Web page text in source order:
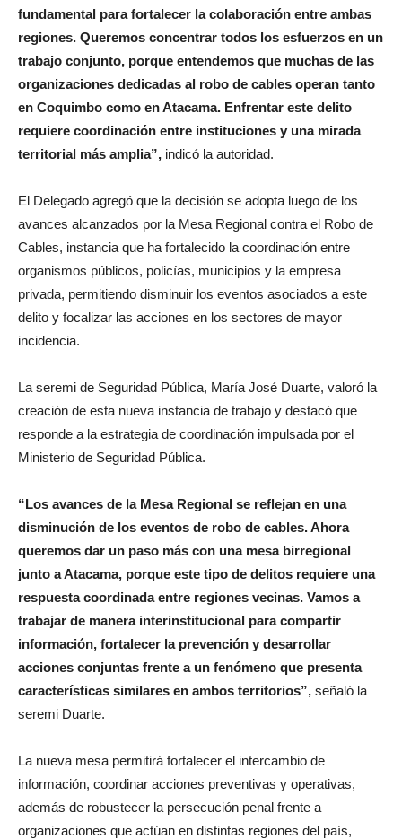
fundamental para fortalecer la colaboración entre ambas
regiones. Queremos concentrar todos los esfuerzos en un
trabajo conjunto, porque entendemos que muchas de las
organizaciones dedicadas al robo de cables operan tanto
en Coquimbo como en Atacama. Enfrentar este delito
requiere coordinación entre instituciones y una mirada
territorial más amplia”, indicó la autoridad.
El Delegado agregó que la decisión se adopta luego de los
avances alcanzados por la Mesa Regional contra el Robo de
Cables, instancia que ha fortalecido la coordinación entre
organismos públicos, policías, municipios y la empresa
privada, permitiendo disminuir los eventos asociados a este
delito y focalizar las acciones en los sectores de mayor
incidencia.
La seremi de Seguridad Pública, María José Duarte, valoró la
creación de esta nueva instancia de trabajo y destacó que
responde a la estrategia de coordinación impulsada por el
Ministerio de Seguridad Pública.
“Los avances de la Mesa Regional se reflejan en una
disminución de los eventos de robo de cables. Ahora
queremos dar un paso más con una mesa birregional
junto a Atacama, porque este tipo de delitos requiere una
respuesta coordinada entre regiones vecinas. Vamos a
trabajar de manera interinstitucional para compartir
información, fortalecer la prevención y desarrollar
acciones conjuntas frente a un fenómeno que presenta
características similares en ambos territorios”, señaló la
seremi Duarte.
La nueva mesa permitirá fortalecer el intercambio de
información, coordinar acciones preventivas y operativas,
además de robustecer la persecución penal frente a
organizaciones que actúan en distintas regiones del país,